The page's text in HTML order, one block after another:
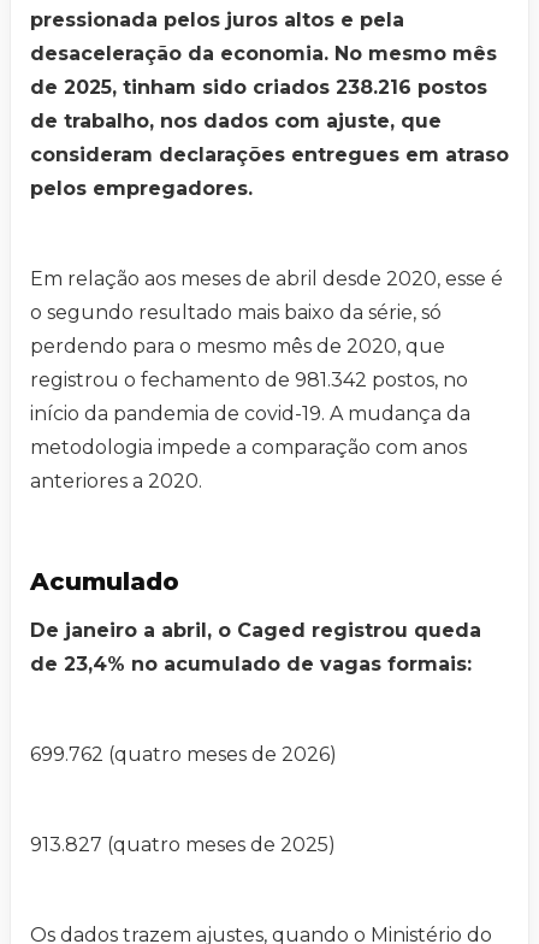
pressionada pelos juros altos e pela
desaceleração da economia. No mesmo mês
de 2025, tinham sido criados 238.216 postos
de trabalho, nos dados com ajuste, que
consideram declarações entregues em atraso
pelos empregadores.
Em relação aos meses de abril desde 2020, esse é
o segundo resultado mais baixo da série, só
perdendo para o mesmo mês de 2020, que
registrou o fechamento de 981.342 postos, no
início da pandemia de covid-19. A mudança da
metodologia impede a comparação com anos
anteriores a 2020.
Acumulado
De janeiro a abril, o Caged registrou queda
de 23,4% no acumulado de vagas formais:
699.762 (quatro meses de 2026)
913.827 (quatro meses de 2025)
Os dados trazem ajustes, quando o Ministério do